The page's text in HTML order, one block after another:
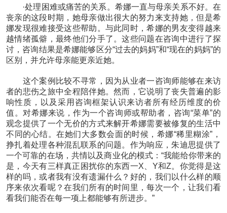
·处理困难或痛苦的关系。希娜一直与母亲关系不好。在
丧亲的这段时期，她母亲做出很大的努力来支持她，但是希
娜发现很难接受这些帮助。与此同时，希娜的男友变得越来
越情绪孤僻，最终他们分手了。这些问题在咨询中进行了探
讨，咨询结果是希娜能够区分“过去的妈妈”和“现在的妈妈”的
区别，并允许母亲能更亲近她。
这个案例比较不寻常，因为从业者一咨询师能够在来访
者的悲伤之旅中全程陪伴她。然而，它说明了丧失普遍的影
响性质，以及采用咨询框架认识来访者所有经历维度的价
值。对希娜来说，作为一个咨询师或帮助者，咨询“菜单”的
观念提供了一个无价的方式来解开希娜需要被修复的生活中
不同的心结。在她们大多数会面的时候，希娜“稀里糊涂”，
挣扎着处理各种混乱联系的问题。作为响应，朱迪思提供了
一个可靠的在场，共情以及商业化的模式：“我能给你带来的
是，今天有三样真正困扰你的东西一X、Y和Z。你觉得是这
样的吗，或者我有没有遗漏什么？好的，我们以什么样的顺
序来依次看呢？在我们所有的时间里，每次一个，让我们看
看我们能否在每一项上都能够有所进步。”